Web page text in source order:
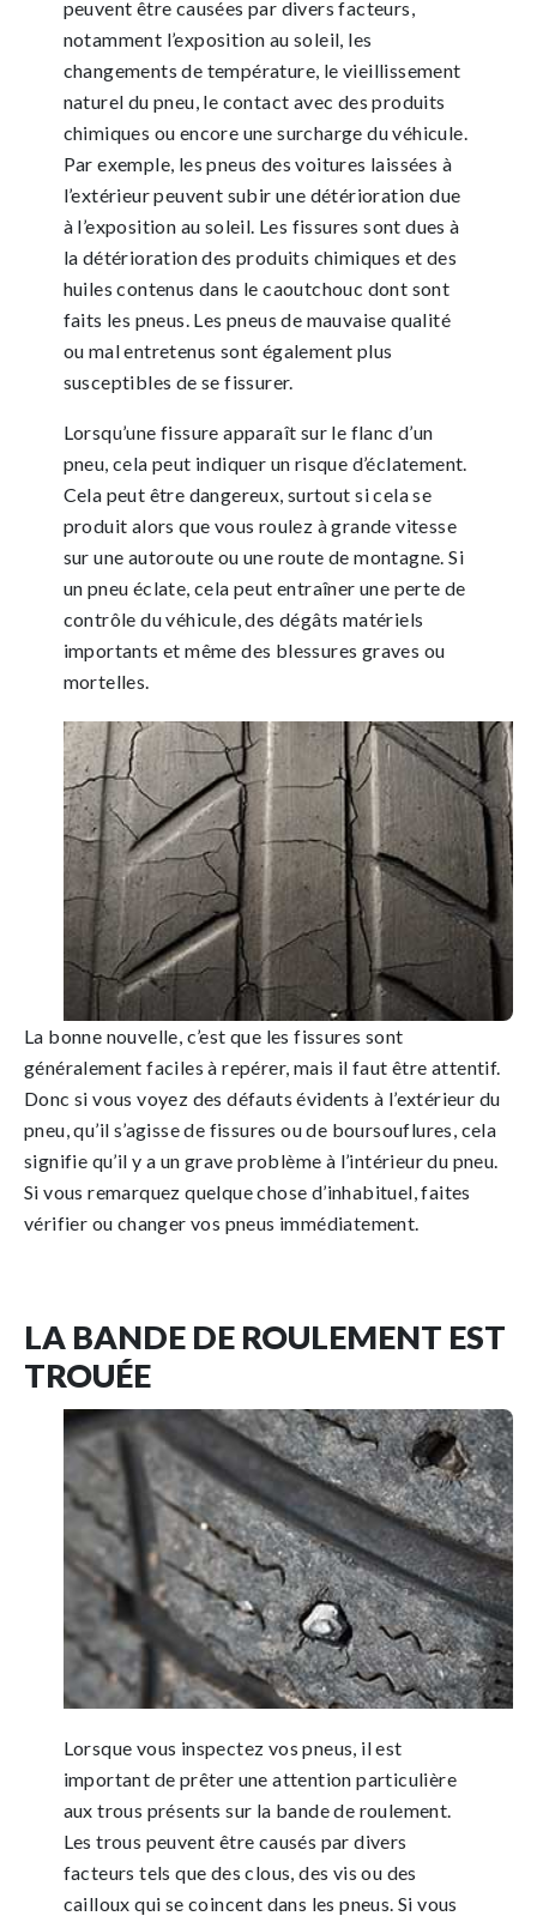
peuvent être causées par divers facteurs,
notamment l’exposition au soleil, les
changements de température, le vieillissement
naturel du pneu, le contact avec des produits
chimiques ou encore une surcharge du véhicule.
Par exemple, les pneus des voitures laissées à
l’extérieur peuvent subir une détérioration due
à l’exposition au soleil. Les fissures sont dues à
la détérioration des produits chimiques et des
huiles contenus dans le caoutchouc dont sont
faits les pneus. Les pneus de mauvaise qualité
ou mal entretenus sont également plus
susceptibles de se fissurer.
Lorsqu’une fissure apparaît sur le flanc d’un
pneu, cela peut indiquer un risque d’éclatement.
Cela peut être dangereux, surtout si cela se
produit alors que vous roulez à grande vitesse
sur une autoroute ou une route de montagne. Si
un pneu éclate, cela peut entraîner une perte de
contrôle du véhicule, des dégâts matériels
importants et même des blessures graves ou
mortelles.
La bonne nouvelle, c’est que les fissures sont
généralement faciles à repérer, mais il faut être attentif.
Donc si vous voyez des défauts évidents à l’extérieur du
pneu, qu’il s’agisse de fissures ou de boursouflures, cela
signifie qu’il y a un grave problème à l’intérieur du pneu.
Si vous remarquez quelque chose d’inhabituel, faites
vérifier ou changer vos pneus immédiatement.
LA BANDE DE ROULEMENT EST
TROUÉE
Lorsque vous inspectez vos pneus, il est
important de prêter une attention particulière
aux trous présents sur la bande de roulement.
Les trous peuvent être causés par divers
facteurs tels que des clous, des vis ou des
cailloux qui se coincent dans les pneus. Si vous